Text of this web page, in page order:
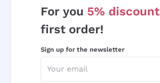
For you 5% discount
first order!
Sign up for the newsletter